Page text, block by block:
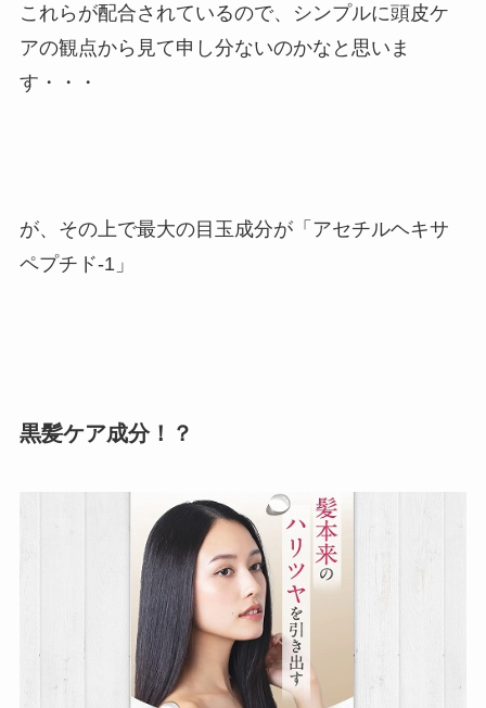
これらが配合されているので、シンプルに頭皮ケ
アの観点から見て申し分ないのかなと思いま
す・・・
が、その上で最大の目玉成分が「アセチルヘキサ
ペプチド-1」
黒髪ケア成分！？